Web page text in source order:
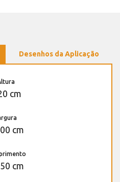
Desenhos da Aplicação
cm
cm
cm